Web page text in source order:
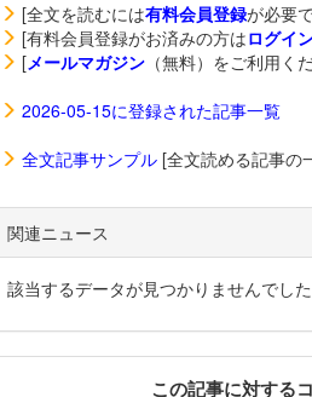
[全文を読むには有料会員登録が必要
[有料会員登録がお済みの方はログイ
[メールマガジン（無料）をご利用く
2026-05-15に登録された記事一覧
全文記事サンプル[全文読める記事の
関連ニュース
該当するデータが見つかりませんでした
この記事に対する